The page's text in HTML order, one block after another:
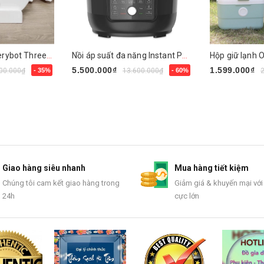
- 35%
5.500.000₫
13.600.000₫ - 60% 1.599.000₫
Giao hàng siêu nhanh
Chúng tôi cam kết giao hàng trong
24h
Mua hàng tiết kiệm
Giảm giá & khuyến mại
cực lớn